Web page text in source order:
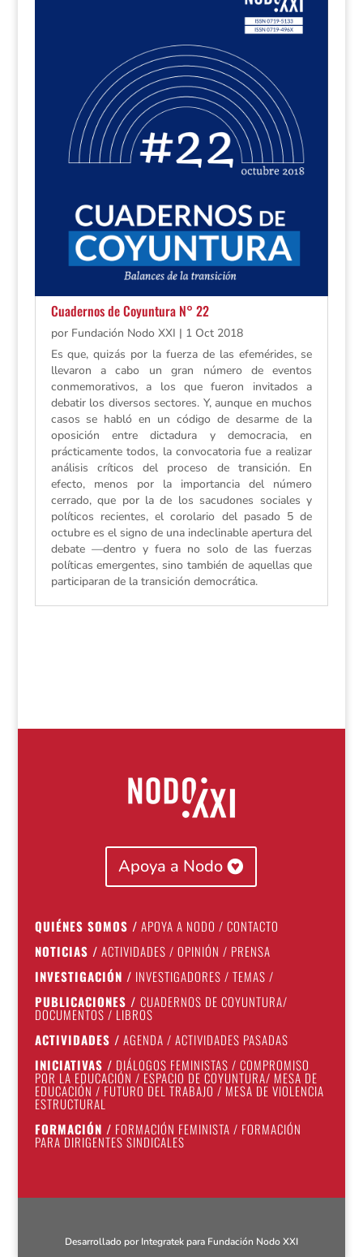
Cuadernos de Coyuntura N° 22
por Fundación Nodo XXI | 1 Oct 2018
Es que, quizás por la fuerza de las efemérides, se
llevaron a cabo un gran número de eventos
conmemorativos, a los que fueron invitados a
debatir los diversos sectores. Y, aunque en muchos
casos se habló en un código de desarme de la
oposición entre dictadura y democracia, en
prácticamente todos, la convocatoria fue a realizar
análisis críticos del proceso de transición. En
efecto, menos por la importancia del número
cerrado, que por la de los sacudones sociales y
políticos recientes, el corolario del pasado 5 de
octubre es el signo de una indeclinable apertura del
debate —dentro y fuera no solo de las fuerzas
políticas emergentes, sino también de aquellas que
participaran de la transición democrática.
Apoya a Nodo
QUIÉNES SOMOS / APOYA A NODO / CONTACTO
NOTICIAS / ACTIVIDADES / OPINIÓN / PRENSA
INVESTIGACIÓN / INVESTIGADORES / TEMAS /
PUBLICACIONES / CUADERNOS DE COYUNTURA/
DOCUMENTOS / LIBROS
ACTIVIDADES / AGENDA / ACTIVIDADES PASADAS
INICIATIVAS / DIÁLOGOS FEMINISTAS / COMPROMISO
POR LA EDUCACIÓN / ESPACIO DE COYUNTURA/ MESA DE
EDUCACIÓN / FUTURO DEL TRABAJO / MESA DE VIOLENCIA
ESTRUCTURAL
FORMACIÓN / FORMACIÓN FEMINISTA / FORMACIÓN
PARA DIRIGENTES SINDICALES
Desarrollado porIntegratekpara Fundación Nodo XXI